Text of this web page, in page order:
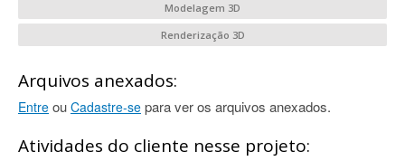
Modelagem 3D
Renderização 3D
Arquivos anexados:
Entre ou Cadastre-se para ver os arquivos anexados.
Atividades do cliente nesse projeto: